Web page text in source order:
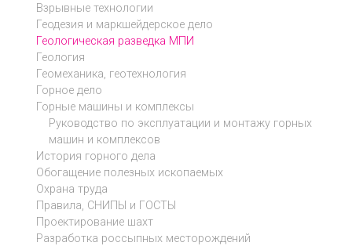
Взрывные технологии
Геодезия и маркшейдерское дело
Геологическая разведка МПИ
Геология
Геомеханика, геотехнология
Горное дело
Горные машины и комплексы
Руководство по эксплуатации и монтажу горных
машин и комплексов
История горного дела
Обогащение полезных ископаемых
Охрана труда
Правила, СНИПЫ и ГОСТЫ
Проектирование шахт
Разработка россыпных месторождений